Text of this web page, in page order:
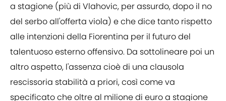
a stagione (più di Vlahovic, per assurdo, dopo il no
del serbo all'offerta viola) e che dice tanto rispetto
alle intenzioni della Fiorentina per il futuro del
talentuoso esterno offensivo. Da sottolineare poi un
altro aspetto, l'assenza cioè di una clausola
rescissoria stabilità a priori, così come va
specificato che oltre al milione di euro a stagione